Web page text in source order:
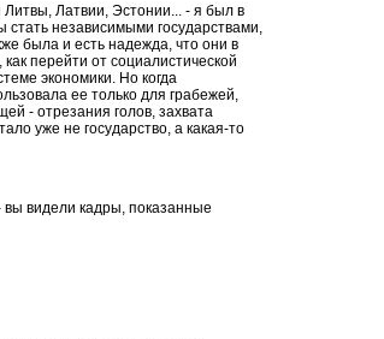
Латвии, Эстонии... - я был в
независимыми государствами,
была и есть надежда, что они в
перейти от социалистической
экономики. Но когда
ее только для грабежей,
- отрезания голов, захвата
уже не государство, а какая-то
вы видели кадры, показанные